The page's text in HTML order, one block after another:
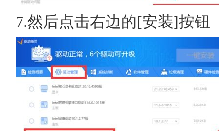
7.然后点击右边的[安装]按钮